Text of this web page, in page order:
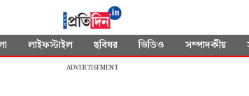
লাইফস্টাইল ছবিঘর ভিডিও সম্পাদকীয়
ADVERTISEMENT